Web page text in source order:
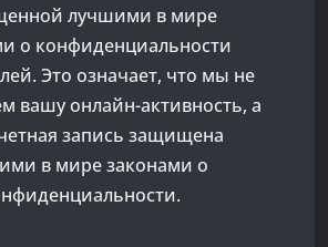
лучшими в мире
о конфиденциальности
Это означает, что мы не
вашу онлайн-активность, а
запись защищена
в мире законами о